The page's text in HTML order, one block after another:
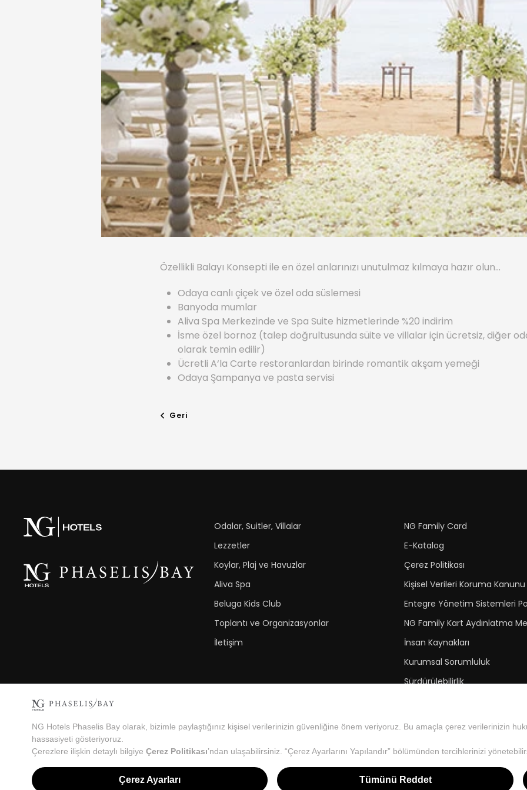
Özellikli Balayı Konsepti ile en özel anlarınızı unutulmaz kılmaya hazır olun…
Odaya canlı çiçek ve özel oda süslemesi
Banyoda mumlar
Aliva Spa Merkezinde ve Spa Suite hizmetlerinde %20 indirim
İsme özel bornoz (talep doğrultusunda süite ve villalar için ücretsiz, diğer
olarak temin edilir)
Ücretli A‘la Carte restoranlardan birinde romantik akşam yemeği
Odaya Şampanya ve pasta servisi
Geri
Odalar, Suitler, Villalar
Lezzetler
Koylar, Plaj ve Havuzlar
Aliva Spa
Beluga Kids Club
Toplantı ve Organizasyonlar
İletişim
NG Family Card
E-Katalog
Çerez Politikası
Kişisel Verileri Koruma Kanunu
Entegre Yönetim Sistemleri
NG Family Kart Aydınlatma
İnsan Kaynakları
Kurumsal Sorumluluk
Sürdürülebilirlik